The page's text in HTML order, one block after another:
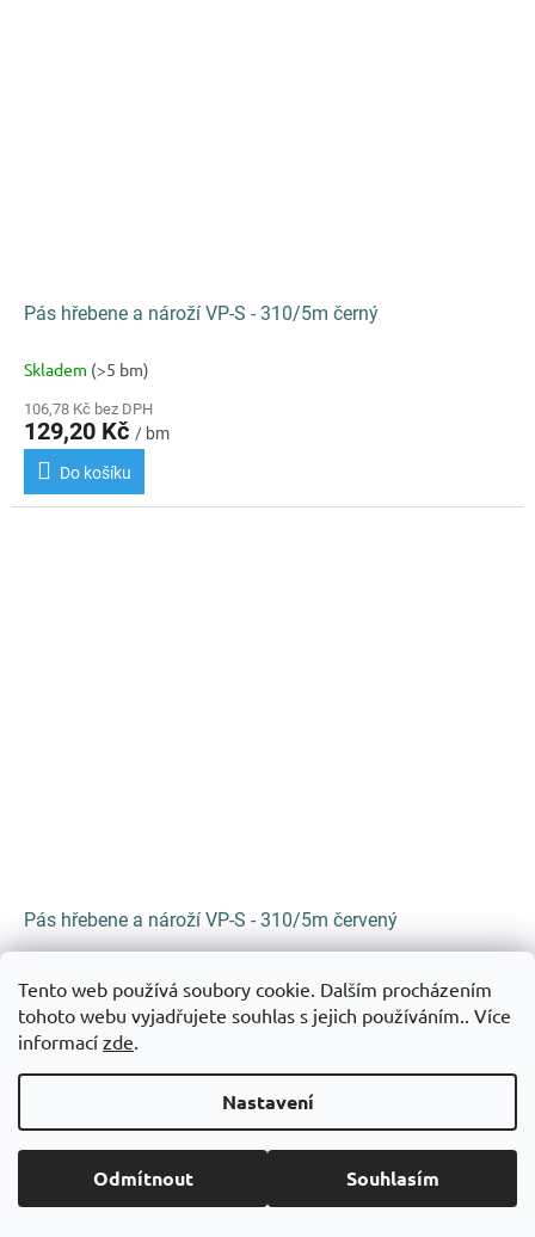
Tento web používá soubory cookie. Dalším procházením
tohoto webu vyjadřujete souhlas s jejich používáním.. Více
informací zde.
Nastavení
Odmítnout Souhlasím
Pás hřebene a nároží VP-S - 310/5m černý
Skladem (>5 bm)
106,78 Kč bez DPH
129,20 Kč / bm
Do košíku
Pás hřebene a nároží VP-S - 310/5m červený
567,44 Kč bez DPH
686,60 Kč
Do košíku